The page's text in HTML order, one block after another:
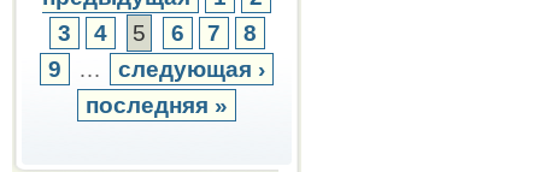
3
4 5 6 7
8
9
…
следующая ›
последняя »